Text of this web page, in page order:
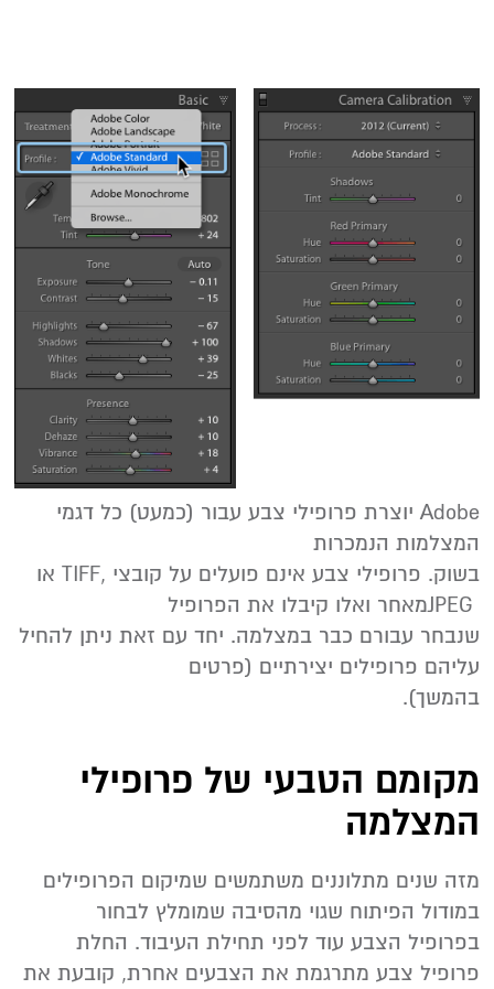
‬המצלמות‭ ‬הנמכרות‭
‬JPEG‭ ‬מאחר‭ ‬ואלו‭ ‬קיבלו‭ ‬את‭ ‬הפרופיל‭
‬עליהם‭ ‬פרופילים‭ ‬יצירתיים ‭)‬פרטים‭
‬בהמשך).
מקומם הטבעי של פרופילי
המצלמה
מזה שנים מתלוננים משתמשים שמיקום הפרופילים
במודול הפיתוח שגוי מהסיבה שמומלץ לבחור
בפרופיל הצבע עוד לפני תחילת העיבוד. החלת
פרופיל צבע מתרגמת את הצבעים אחרת, קובעת את